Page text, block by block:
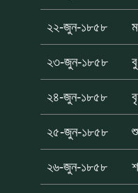
২২-জুন-১৮৫৮
২৩-জুন-১৮৫৮
২৪-জুন-১৮৫৮
২৫-জুন-১৮৫৮
২৬-জুন-১৮৫৮